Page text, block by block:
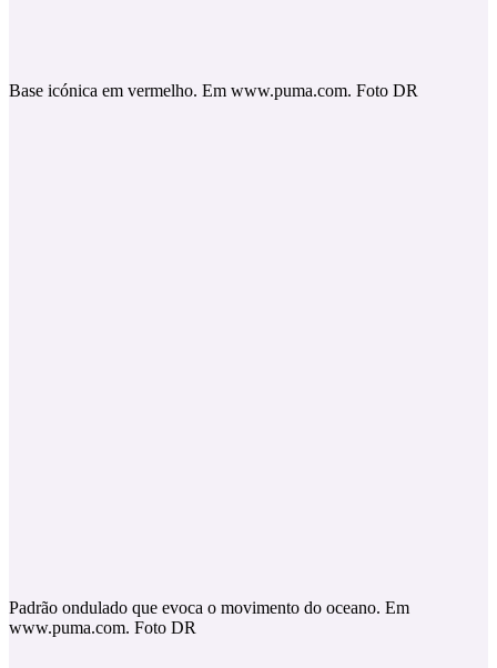
Base icónica em vermelho. Em www.puma.com. Foto DR
Padrão ondulado que evoca o movimento do oceano. Em
www.puma.com. Foto DR